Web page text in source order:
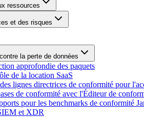
ressources
et des risques
la perte de données
approfondie des paquets
de la location SaaS
lignes directrices de conformité pour
de conformité avec l'Éditeur de
pour les benchmarks de conformité
et XDR